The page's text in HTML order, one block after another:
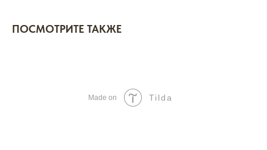
ПОСМОТРИТЕ ТАКЖЕ
Made on Tilda